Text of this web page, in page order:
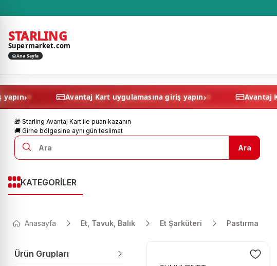
STARLING
Supermarket.com
Ana Sayfa
giriş yapın› Avantaj Kart uygulamasına giriş yapın›
🎁 Starling Avantaj Kart ile puan kazanın
🚚 Girne bölgesine aynı gün teslimat
Ara
KATEGORİLER
Anasayfa Et, Tavuk, Balık Et Şarküteri Pastırma
Ürün Grupları